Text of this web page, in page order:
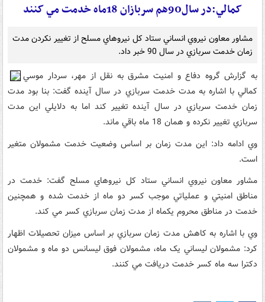
کمالي:در سال90هم سربازان 18ماه خدمت مي کنند
مشاور معاون نيروي انساني ستاد کل نيروهاي مسلح از تغيير نکردن مدت
زمان خدمت سربازي در سال 90 خبر داد.
به گزارش گروه دفاع و امنيت مشرق به نقل از مهر، سردار موسي
کمالي با اشاره به مدت خدمت سربازي در سال آينده گفت: بنا بود مدت
زمان خدمت سربازي در سال آينده تغيير کند اما به دلايلي اين مدت
سربازي تغيير نکرده و همان 18 ماه باقي ماند.
وي ادامه داد: اين مدت زمان بر اساس وضعيت خدمت مشمولان متغير
است.
مشاور معاون نيروي انساني ستاد کل نيروهاي مسلح گفت: خدمت در
مناطق امنيتي و عملياتي موجب کسر دو ماه از خدمت شده و همچنين
خدمت در مناطق محروم يکماه از مدت زمان سربازي کسر مي کند.
وي با اشاره به کاهش مدت زمان سربازي بر اساس ميزان تحصيلات اظهار
کرد: مشمولان ليساني يک ماه، مشمولان فوق ليسانس دو ماه و مشمولان
دکترا سه ماه کسر خدمت دريافت مي کنند.